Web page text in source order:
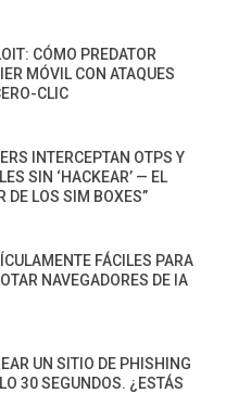
CÓMO PREDATOR
MÓVIL CON ATAQUES
CLIC
INTERCEPTAN OTPS Y
SIN ‘HACKEAR’ — EL
DE LOS SIM BOXES”
FÁCILES PARA
NAVEGADORES DE IA
UN SITIO DE PHISHING
30 SEGUNDOS. ¿ESTÁS